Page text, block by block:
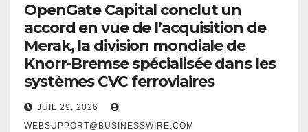
OpenGate Capital conclut un
accord en vue de l’acquisition de
Merak, la division mondiale de
Knorr-Bremse spécialisée dans les
systèmes CVC ferroviaires
JUIL 29, 2026
WEBSUPPORT@BUSINESSWIRE.COM